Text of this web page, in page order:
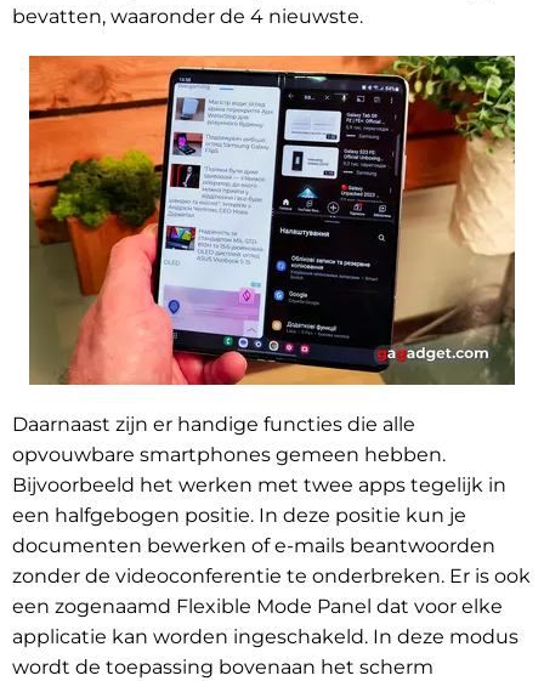
bevatten, waaronder de 4 nieuwste.
Daarnaast zijn er handige functies die alle
opvouwbare smartphones gemeen hebben.
Bijvoorbeeld het werken met twee apps tegelijk in
een halfgebogen positie. In deze positie kun je
documenten bewerken of e-mails beantwoorden
zonder de videoconferentie te onderbreken. Er is ook
een zogenaamd Flexible Mode Panel dat voor elke
applicatie kan worden ingeschakeld. In deze modus
wordt de toepassing bovenaan het scherm